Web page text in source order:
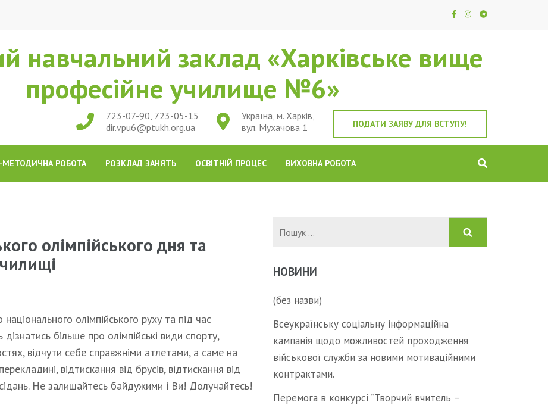
навчальний заклад «Харківське вище
професійне училище №6»
ПОДАТИ ЗАЯВУ ДЛЯ ВСТУПУ!
Україна, м. Харків,
вул. Мухачова 1
723-07-90, 723-05-15
dir.vpu6@ptukh.org.ua
МЕТОДИЧНА РОБОТА РОЗКЛАД ЗАНЯТЬ ОСВІТНІЙ ПРОЦЕС ВИХОВНА РОБОТА
олімпійського дня та
олімпійського руху та під час
більше про олімпійські види спорту,
відчути себе справжніми атлетами, а саме на
відтискання від брусів, відтискання від
Не залишайтесь байдужими і Ви! Долучайтесь!
Пошук:
НОВИНИ
(без назви)
Всеукраїнську соціальну інформаційна
кампанія щодо можливостей проходження
військової служби за новими мотиваційними
контрактами.
Перемога в конкурсі “Творчий вчитель –